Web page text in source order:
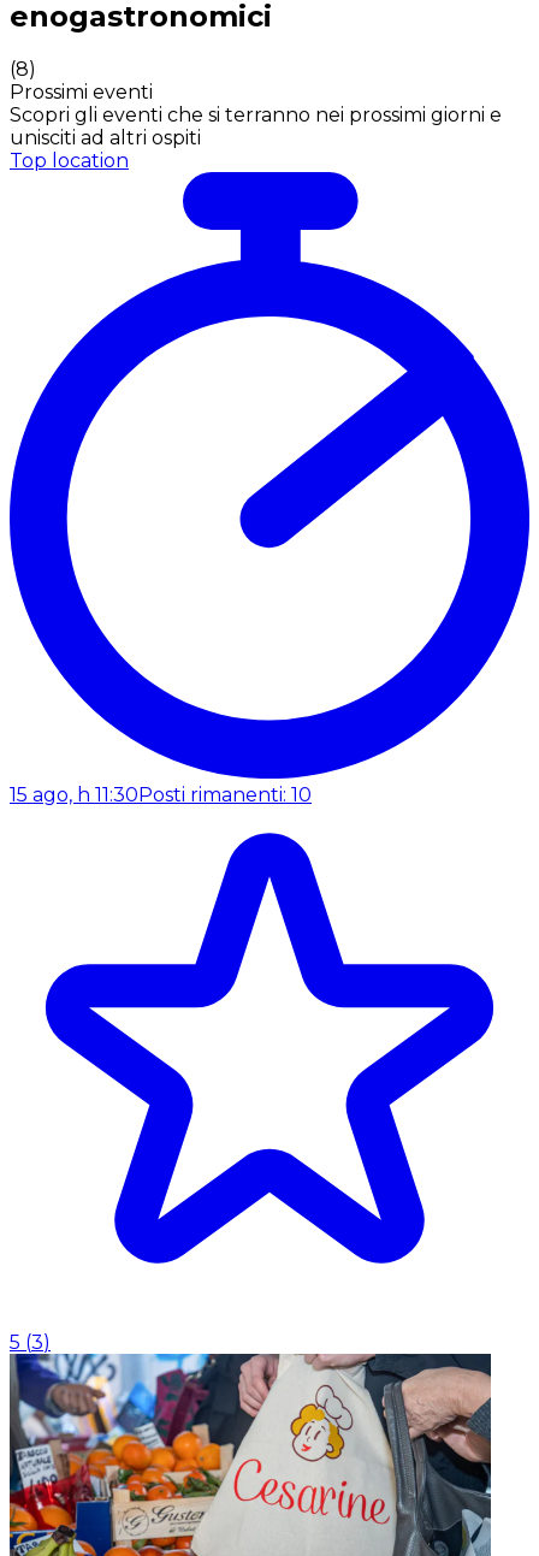
enogastronomici
(8)
Prossimi eventi
Scopri gli eventi che si terranno nei prossimi giorni e
unisciti ad altri ospiti
Top location
15 ago, h 11:30 Posti rimanenti: 10
5 (3)